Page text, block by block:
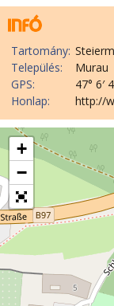
Tartomány:
Település:
Murau
GPS:
47° 6′
Honlap:
http://
+
−